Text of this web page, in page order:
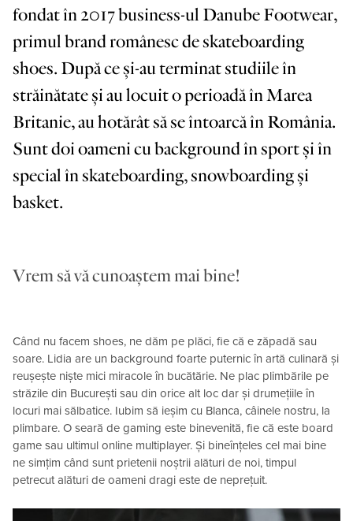
fondat în 2017 business-ul Danube Footwear,
primul brand românesc de skateboarding
shoes. După ce şi-au terminat studiile în
străinătate şi au locuit o perioadă în Marea
Britanie, au hotărât să se întoarcă în România.
Sunt doi oameni cu background în sport şi în
special în skateboarding, snowboarding şi
basket.
Vrem să vă cunoaștem mai bine!
Când nu facem shoes, ne dăm pe plăci, fie că e zăpadă sau
soare. Lidia are un background foarte puternic în artă culinară și
reușește niște mici miracole în bucătărie. Ne plac plimbările pe
străzile din București sau din orice alt loc dar și drumețiile în
locuri mai sălbatice. Iubim să ieșim cu Blanca, câinele nostru, la
plimbare. O seară de gaming este binevenită, fie că este board
game sau ultimul online multiplayer. Și bineînțeles cel mai bine
ne simțim când sunt prietenii noștrii alături de noi, timpul
petrecut alături de oameni dragi este de neprețuit.